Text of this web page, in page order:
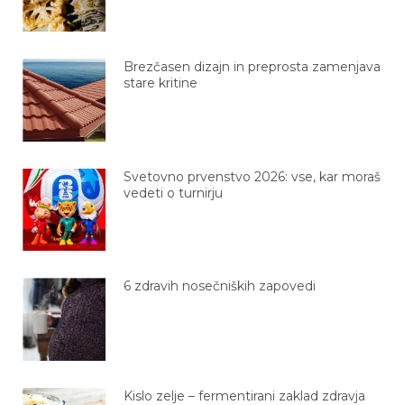
Brezčasen dizajn in preprosta zamenjava
stare kritine
Svetovno prvenstvo 2026: vse, kar moraš
vedeti o turnirju
6 zdravih nosečniških zapovedi
Kislo zelje – fermentirani zaklad zdravja